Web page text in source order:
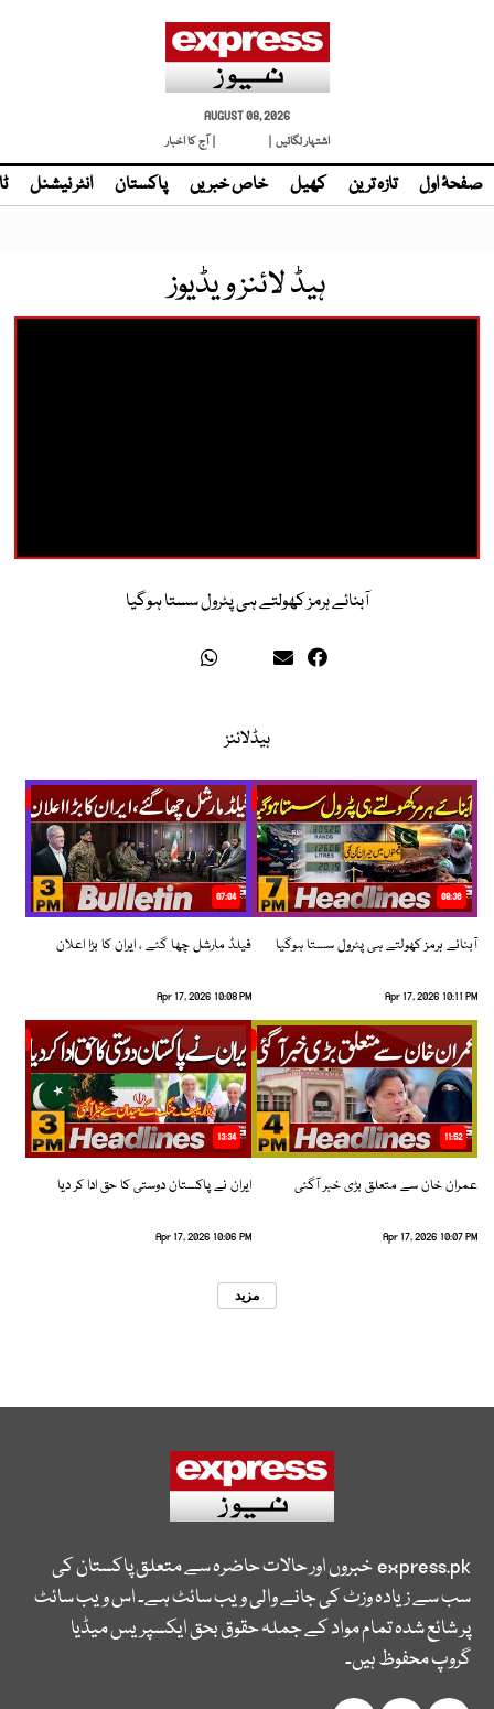
AUGUST 08, 2026
اشتہار لگائیں |
| آج کا اخبار
صفحۂ اول تازہ ترین کھیل خاص خبریں پاکستان انٹر نیشنل
ہیڈ لائنز ویڈیوز
آبنائے ہرمز کھولتے ہی پٹرول سستا ہوگیا
ہیڈلائنز
08:36
آبنائے ہرمز کھولتے ہی پٹرول سستا ہوگیا
Apr 17, 2026 10:11 PM
07:04
فیلڈ مارشل چھا گئے ، ایران کا بڑا اعلان
Apr 17, 2026 10:08 PM
11:52
عمران خان سے متعلق بڑی خبر آگئی
Apr 17, 2026 10:07 PM
13:34
ایران نے پاکستان دوستی کا حق ادا کر دیا
Apr 17, 2026 10:06 PM
مزید
express.pkخبروں اور حالات حاضرہ سے متعلق پاکستان کی
سب سے زیادہ وزٹ کی جانے والی ویب سائٹ ہے۔ اس ویب سائٹ
پر شائع شدہ تمام مواد کے جملہ حقوق بحق ایکسپریس میڈیا
گروپ محفوظ ہیں۔